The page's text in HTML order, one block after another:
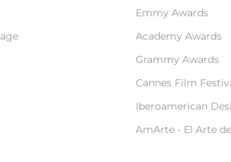
Emmy Awards
Academy Awards
Grammy Awards
Cannes Film
Iberoamerican
AmArte - El Arte